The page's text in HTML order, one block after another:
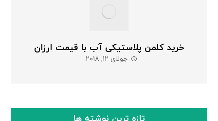
خرید کلمن پلاستیکی آب با قیمت ارزان
جولای ۱۲, ۲۰۱۸